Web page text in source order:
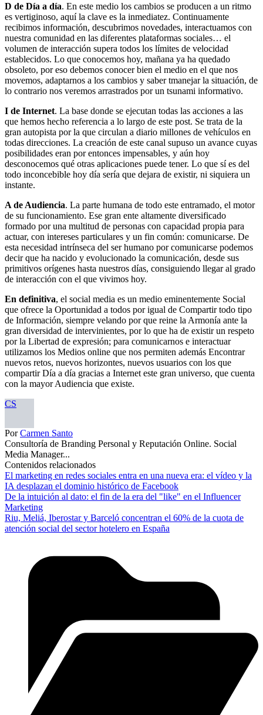
D de Día a día. En este medio los cambios se producen a un ritmo
es vertiginoso, aquí la clave es la inmediatez. Continuamente
recibimos información, descubrimos novedades, interactuamos con
nuestra comunidad en las diferentes plataformas sociales… el
volumen de interacción supera todos los límites de velocidad
establecidos. Lo que conocemos hoy, mañana ya ha quedado
obsoleto, por eso debemos conocer bien el medio en el que nos
movemos, adaptarnos a los cambios y saber tmanejar la situación, de
lo contrario nos veremos arrastrados por un tsunami informativo.
I de Internet. La base donde se ejecutan todas las acciones a las
que hemos hecho referencia a lo largo de este post. Se trata de la
gran autopista por la que circulan a diario millones de vehículos en
todas direcciones. La creación de este canal supuso un avance cuyas
posibilidades eran por entonces impensables, y aún hoy
desconocemos qué otras aplicaciones puede tener. Lo que sí es del
todo inconcebible hoy día sería que dejara de existir, ni siquiera un
instante.
A de Audiencia. La parte humana de todo este entramado, el motor
de su funcionamiento. Ese gran ente altamente diversificado
formado por una multitud de personas con capacidad propia para
actuar, con intereses particulares y un fin común: comunicarse. De
esta necesidad intrínseca del ser humano por comunicarse podemos
decir que ha nacido y evolucionado la comunicación, desde sus
primitivos orígenes hasta nuestros días, consiguiendo llegar al grado
de interacción con el que vivimos hoy.
En definitiva, el social media es un medio eminentemente Social
que ofrece la Oportunidad a todos por igual de Compartir todo tipo
de Información, siempre velando por que reine la Armonía ante la
gran diversidad de intervinientes, por lo que ha de existir un respeto
por la Libertad de expresión; para comunicarnos e interactuar
utilizamos los Medios online que nos permiten además Encontrar
nuevos retos, nuevos horizontes, nuevos usuarios con los que
compartir Día a día gracias a Internet este gran universo, que cuenta
con la mayor Audiencia que existe.
CS
PorCarmen Santo
Consultoría de Branding Personal y Reputación Online. Social
Media Manager...
Contenidos relacionados
El marketing en redes sociales entra en una nueva era: el vídeo y la
IA desplazan el dominio histórico de Facebook
De la intuición al dato: el fin de la era del "like" en el Influencer
Marketing
Riu, Meliá, Iberostar y Barceló concentran el 60% de la cuota de
atención social del sector hotelero en España